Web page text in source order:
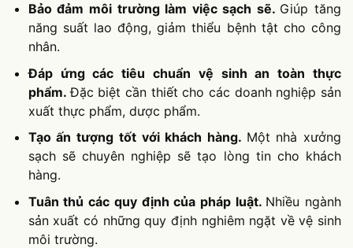
Bảo đảm môi trường làm việc sạch sẽ. Giúp tăng
năng suất lao động, giảm thiểu bệnh tật cho công
nhân.
Đáp ứng các tiêu chuẩn vệ sinh an toàn thực
phẩm.Đặc biệt cần thiết cho các doanh nghiệp sản
xuất thực phẩm, dược phẩm.
Tạo ấn tượng tốt với khách hàng. Một nhà xưởng
sạch sẽ chuyên nghiệp sẽ tạo lòng tin cho khách
hàng.
Tuân thủ các quy định của pháp luật. Nhiều ngành
sản xuất có những quy định nghiêm ngặt về vệ sinh
môi trường.